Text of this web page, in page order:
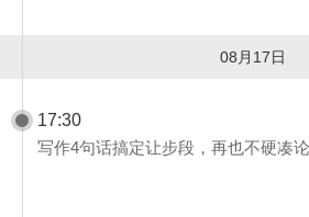
08月17日
17:30
写作4句话搞定让步段，再也不硬凑论